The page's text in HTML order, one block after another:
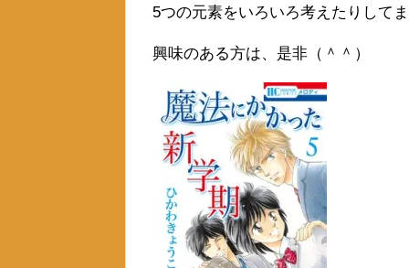
5つの元素をいろいろ考えたりして
興味のある方は、是非（＾＾）